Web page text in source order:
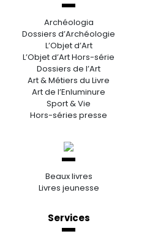
Archéologia
Dossiers d’Archéologie
L’Objet d’Art
L’Objet d’Art Hors-série
Dossiers de l’Art
Art & Métiers du Livre
Art de l’Enluminure
Sport & Vie
Hors-séries presse
Beaux livres
Livres jeunesse
Services